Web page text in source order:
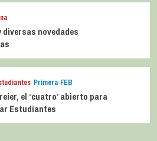
diversas novedades
Primera FEB
el ‘cuatro’ abierto para
Estudiantes